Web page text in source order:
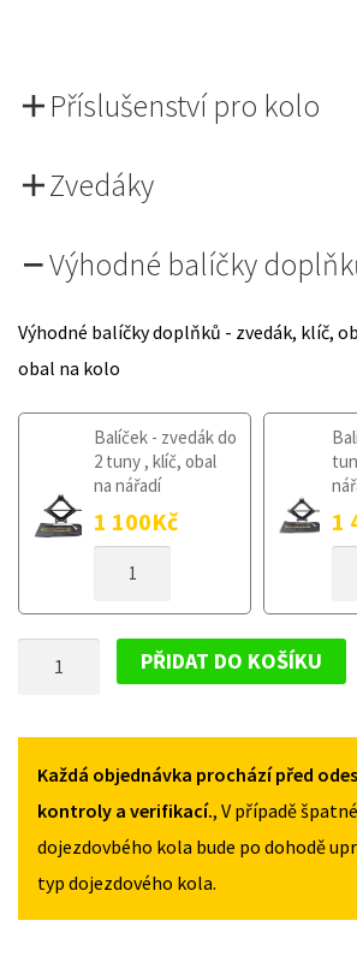
Příslušenství pro kolo
Zvedáky
Výhodné balíčky
Výhodné balíčky doplňků - zvedák, klíč,
obal na kolo
Balíček - zvedák do
2 tuny , klíč, obal
na nářadí
1 100Kč
KOLESO
2012
MNOŽSTVÍ
1
2012
C6
2005-
2012
80R17
MNOŽSTVÍ
PŘIDAT DO KOŠÍKU
Každá objednávka prochází před
kontroly a verifikací., V případě
dojezdovbého kola bude po dohodě
typ dojezdového kola.